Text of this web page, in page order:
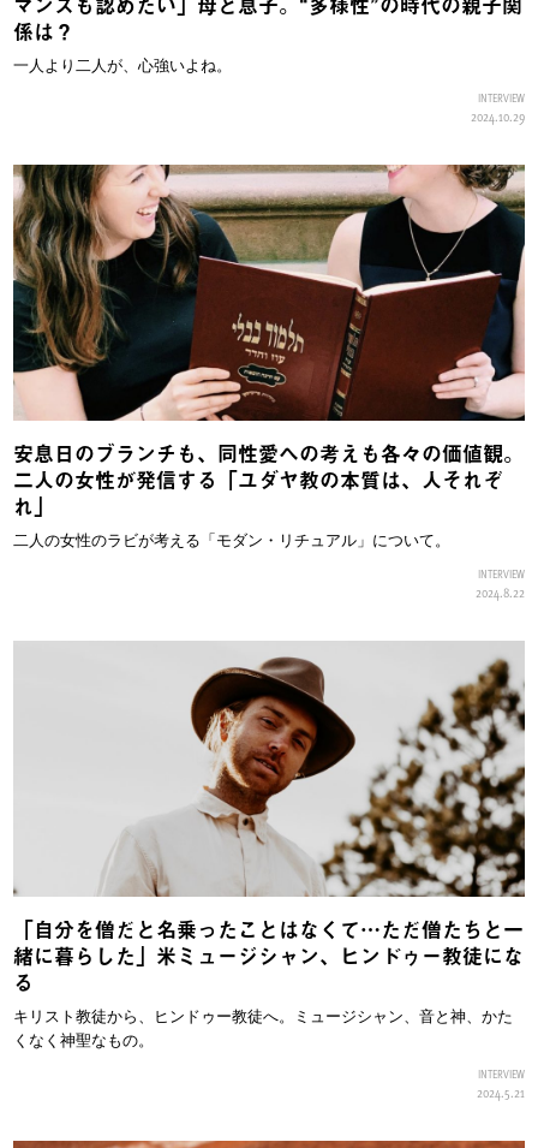
係は？
一人より二人が、心強いよね。
INTERVIEW
2024.10.29
安息日のブランチも、同性愛への考えも各々の価値観。
二人の女性が発信する「ユダヤ教の本質は、人それぞ
れ」
二人の女性のラビが考える「モダン・リチュアル」について。
INTERVIEW
2024.8.22
「自分を僧だと名乗ったことはなくて…ただ僧たちと一
緒に暮らした」米ミュージシャン、ヒンドゥー教徒にな
る
キリスト教徒から、ヒンドゥー教徒へ。ミュージシャン、音と神、かた
くなく神聖なもの。
INTERVIEW
2024.5.21